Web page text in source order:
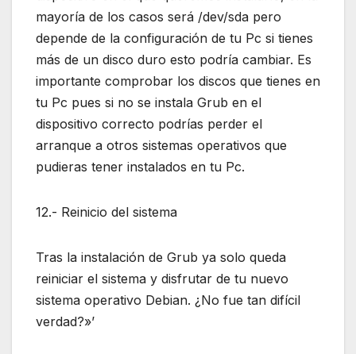
mayoría de los casos será /dev/sda pero
depende de la configuración de tu Pc si tienes
más de un disco duro esto podría cambiar. Es
importante comprobar los discos que tienes en
tu Pc pues si no se instala Grub en el
dispositivo correcto podrías perder el
arranque a otros sistemas operativos que
pudieras tener instalados en tu Pc.
12.- Reinicio del sistema
Tras la instalación de Grub ya solo queda
reiniciar el sistema y disfrutar de tu nuevo
sistema operativo Debian. ¿No fue tan difícil
verdad?»’